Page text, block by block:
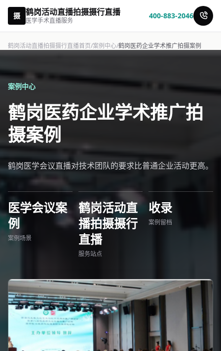
摄 鹤岗活动直播拍摄摄行直播
医学手术直播服务
400-883-2046
鹤岗活动直播拍摄摄行直播首页/案例中心/鹤岗医药企业学术推广拍摄案例
案例中心
鹤岗医药企业学术推广拍
摄案例
鹤岗医学会议直播对技术团队的要求比普通企业活动更高。
医学会议案
例
案例场景
鹤岗活动直
播拍摄摄行
直播
服务站点
收录
案例留档